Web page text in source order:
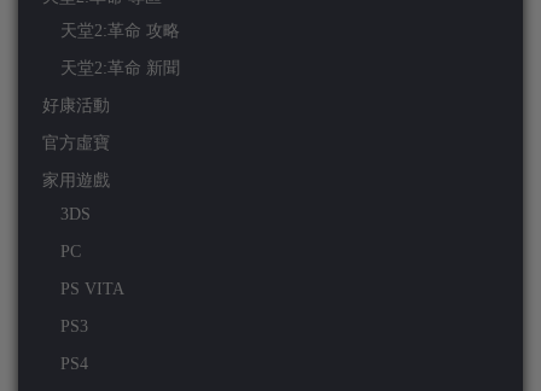
天堂2:革命 攻略
天堂2:革命 新聞
好康活動
官方虛寶
家用遊戲
3DS
PC
PS VITA
PS3
PS4